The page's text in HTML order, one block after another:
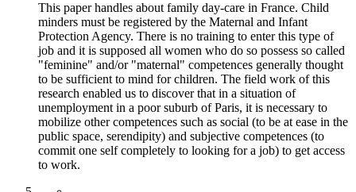
This paper handles about family day-care in France. Child
minders must be registered by the Maternal and Infant
Protection Agency. There is no training to enter this type of
job and it is supposed all women who do so possess so called
"feminine" and/or "maternal" competences generally thought
to be sufficient to mind for children. The field work of this
research enabled us to discover that in a situation of
unemployment in a poor suburb of Paris, it is necessary to
mobilize other competences such as social (to be at ease in the
public space, serendipity) and subjective competences (to
commit one self completely to looking for a job) to get access
to work.